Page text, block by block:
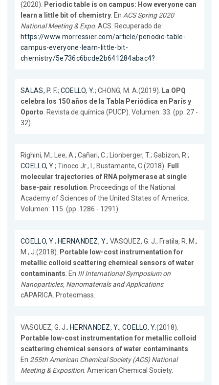
(2020). Periodic table is on campus: How everyone can
learn a little bit of chemistry. En ACS Spring 2020
National Meeting & Expo. ACS. Recuperado de:
https://www.morressier.com/article/periodic-table-
campus-everyone-learn-little-bit-
chemistry/5e736c6bcde2b641284abac4?
SALAS, P. F.; COELLO, Y.; CHONG, M. A.(2019). La OPQ
celebra los 150 años de la Tabla Periódica en París y
Oporto. Revista de química (PUCP). Volumen: 33. (pp. 27 -
32).
Righini, M.; Lee, A.; Cañari, C.; Lionberger, T.; Gabizon, R.;
COELLO, Y.; Tinoco Jr., I.; Bustamante, C.(2018). Full
molecular trajectories of RNA polymerase at single
base-pair resolution. Proceedings of the National
Academy of Sciences of the United States of America.
Volumen: 115. (pp. 1286 - 1291).
COELLO, Y.; HERNANDEZ, Y.; VASQUEZ, G. J.; Fratila, R. M.;
M., J.(2018). Portable low-cost instrumentation for
metallic colloid scattering chemical sensors of water
contaminants. En III International Symposium on
Nanoparticles, Nanomaterials and Applications.
cAPARICA. Proteomass.
VASQUEZ, G. J.; HERNANDEZ, Y.; COELLO, Y.(2018).
Portable low-cost instrumentation for metallic colloid
scattering chemical sensors of water contaminants.
En 255th American Chemical Society (ACS) National
Meeting & Exposition. American Chemical Society.